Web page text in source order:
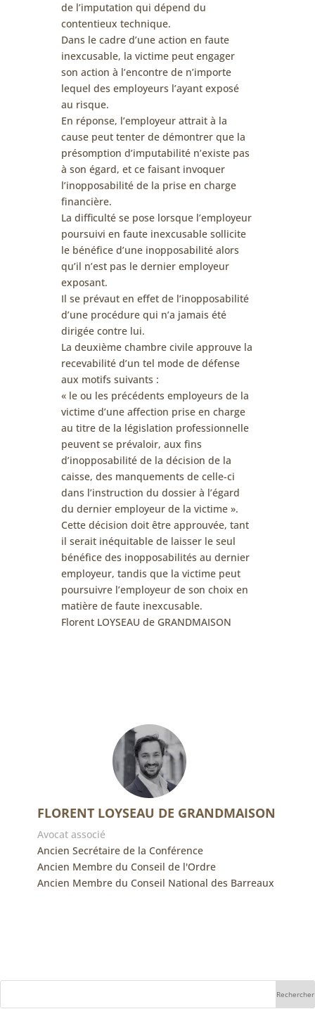
de l’imputation qui dépend du
contentieux technique.
Dans le cadre d’une action en faute
inexcusable, la victime peut engager
son action à l’encontre de n’importe
lequel des employeurs l’ayant exposé
au risque.
En réponse, l’employeur attrait à la
cause peut tenter de démontrer que la
présomption d’imputabilité n’existe pas
à son égard, et ce faisant invoquer
l’inopposabilité de la prise en charge
financière.
La difficulté se pose lorsque l’employeur
poursuivi en faute inexcusable sollicite
le bénéfice d’une inopposabilité alors
qu’il n’est pas le dernier employeur
exposant.
Il se prévaut en effet de l’inopposabilité
d’une procédure qui n’a jamais été
dirigée contre lui.
La deuxième chambre civile approuve la
recevabilité d’un tel mode de défense
aux motifs suivants :
« le ou les précédents employeurs de la
victime d’une affection prise en charge
au titre de la législation professionnelle
peuvent se prévaloir, aux fins
d’inopposabilité de la décision de la
caisse, des manquements de celle-ci
dans l’instruction du dossier à l’égard
du dernier employeur de la victime ».
Cette décision doit être approuvée, tant
il serait inéquitable de laisser le seul
bénéfice des inopposabilités au dernier
employeur, tandis que la victime peut
poursuivre l’employeur de son choix en
matière de faute inexcusable.
Florent LOYSEAU de GRANDMAISON
FLORENT LOYSEAU DE GRANDMAISON
Avocat associé
Ancien Secrétaire de la Conférence
Ancien Membre du Conseil de l'Ordre
Ancien Membre du Conseil National des Barreaux